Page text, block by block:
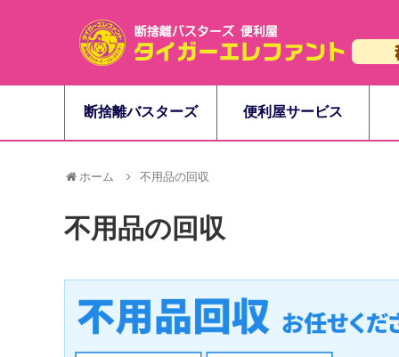
断捨離バスターズ 便利屋サービス
ホーム 不用品の回収
不用品の回収